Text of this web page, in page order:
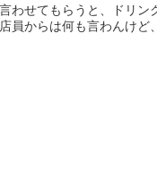
わせてもらうと、ドリン
員からは何も言わんけど